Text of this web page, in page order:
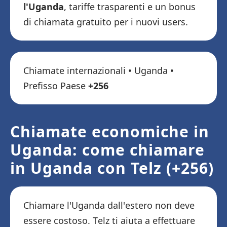
l'Uganda, tariffe trasparenti e un bonus
di chiamata gratuito per i nuovi users.
Chiamate internazionali • Uganda •
Prefisso Paese +256
Chiamate economiche in
Uganda: come chiamare
in Uganda con Telz (+256)
Chiamare l'Uganda dall'estero non deve
essere costoso. Telz ti aiuta a effettuare